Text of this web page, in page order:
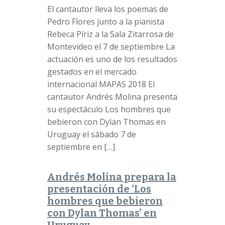
El cantautor lleva los poemas de
Pedro Flores junto a la pianista
Rebeca Píriz a la Sala Zitarrosa de
Montevideo el 7 de septiembre La
actuación es uno de los resultados
gestados en el mercado
internacional MAPAS 2018 El
cantautor Andrés Molina presenta
su espectáculo Los hombres que
bebieron con Dylan Thomas en
Uruguay el sábado 7 de
septiembre en […]
Andrés Molina prepara la
presentación de ‘Los
hombres que bebieron
con Dylan Thomas’ en